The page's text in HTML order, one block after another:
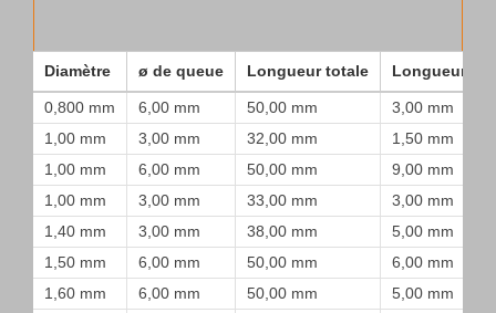
Diamètre ø de queue Longueur totale Longueur de
0,800 mm 6,00 mm 50,00 mm
3,00 mm
1,00 mm
3,00 mm 32,00 mm
1,50 mm
1,00 mm
6,00 mm 50,00 mm
9,00 mm
1,00 mm
3,00 mm 33,00 mm
3,00 mm
1,40 mm
3,00 mm 38,00 mm
5,00 mm
1,50 mm
6,00 mm 50,00 mm
6,00 mm
1,60 mm
6,00 mm 50,00 mm
5,00 mm